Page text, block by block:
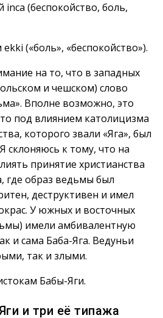
(беспокойство, боль,
(«боль», «беспокойство»).
на то, что в западных
и чешском) слово
Вполне возможно, это
под влиянием католицизма
которого звали «Яга», был
склоняюсь к тому, что на
принятие христианства
где образ ведьмы был
деструктивен и имел
У южных и восточных
имели амбивалентную
и сама Баба-Яга. Ведуньи
так и злыми.
Бабы-Яги.
и три её типажа